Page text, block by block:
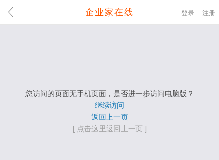
企业家在线 登录 注册
您访问的页面无手机页面，是否进一步访问电脑版？
继续访问
返回上一页
[ 点击这里返回上一页 ]